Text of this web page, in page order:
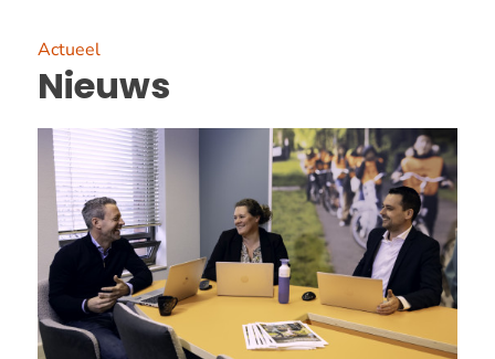
Nieuws
Actueel